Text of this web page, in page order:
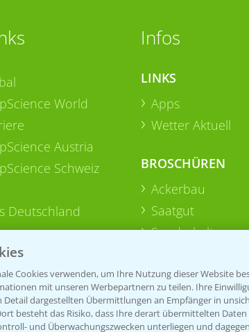
World
Austria
Schweiz
Deutschland
Infos
LINKS
Apps
Wetter Aktuell
BROSCHÜREN
Ackerbau
Saatgut
Sonderkulturen
Cookies verwenden, um Ihre Nutzung dieser Website
mit unseren Werbepartnern zu teilen. Ihre
Detail dargestellten Übermittlungen an Empfänger in
besteht das Risiko, dass Ihre derart übermittelten
und Überwachungszwecken unterliegen und